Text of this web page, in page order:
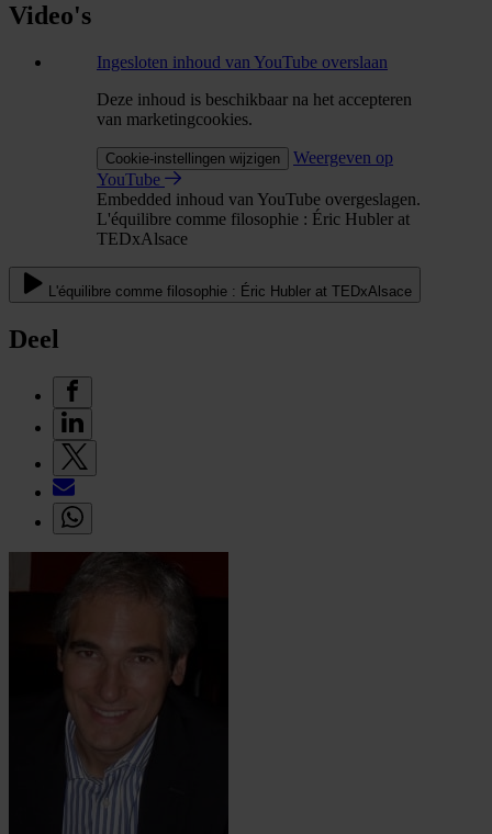
Video's
Ingesloten inhoud van YouTube overslaan
Deze inhoud is beschikbaar na het accepteren
van marketingcookies.
Cookie-instellingen wijzigen
Weergeven op
YouTube
Embedded inhoud van YouTube overgeslagen.
L'équilibre comme filosophie : Éric Hubler at
TEDxAlsace
L'équilibre comme filosophie : Éric Hubler at TEDxAlsace
Deel